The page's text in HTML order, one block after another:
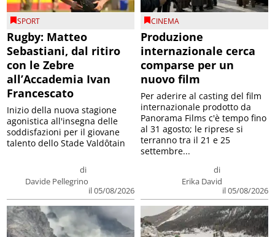
SPORT
Rugby: Matteo
Sebastiani, dal ritiro
con le Zebre
all’Accademia Ivan
Francescato
di
Davide Pellegrino
il 05/08/2026
Inizio della nuova stagione
agonistica all'insegna delle
soddisfazioni per il giovane
talento dello Stade Valdôtain
CINEMA
Produzione
internazionale cerca
comparse per un
nuovo film
di
Erika David
il 05/08/2026
Per aderire al casting del film
internazionale prodotto da
Panorama Films c'è tempo fino
al 31 agosto; le riprese si
terranno tra il 21 e 25
settembre...